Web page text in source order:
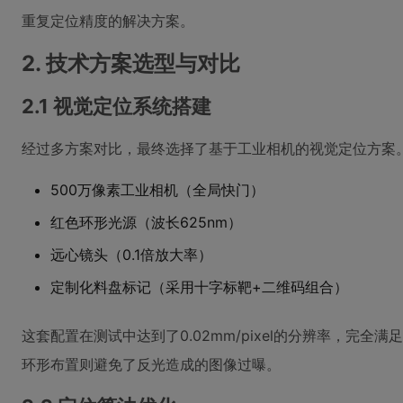
重复定位精度的解决方案。
2. 技术方案选型与对比
2.1 视觉定位系统搭建
经过多方案对比，最终选择了基于工业相机的视觉定位方案
500万像素工业相机（全局快门）
红色环形光源（波长625nm）
远心镜头（0.1倍放大率）
定制化料盘标记（采用十字标靶+二维码组合）
这套配置在测试中达到了0.02mm/pixel的分辨率，完全满
环形布置则避免了反光造成的图像过曝。